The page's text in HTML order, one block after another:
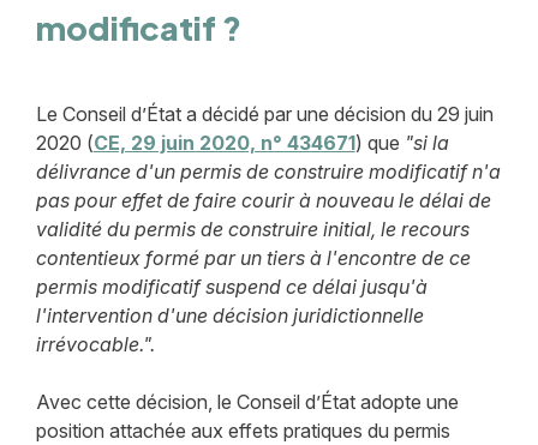
modificatif ?
Le Conseil d’État a décidé par une décision du 29 juin
2020 (CE, 29 juin 2020, n° 434671) que "si la
délivrance d'un permis de construire modificatif n'a
pas pour effet de faire courir à nouveau le délai de
validité du permis de construire initial, le recours
contentieux formé par un tiers à l'encontre de ce
permis modificatif suspend ce délai jusqu'à
l'intervention d'une décision juridictionnelle
irrévocable.".
Avec cette décision, le Conseil d’État adopte une
position attachée aux effets pratiques du permis